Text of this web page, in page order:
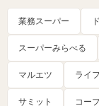
業務スーパー
スーパーみらべる
マルエツ ライ
サミット コー